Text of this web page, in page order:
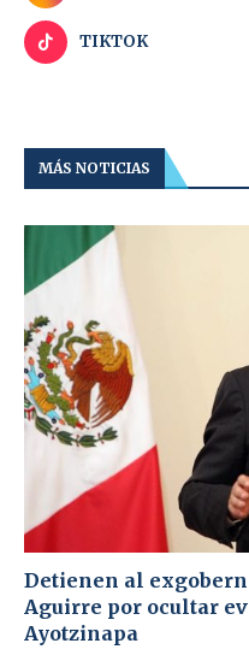
TIKTOK
MÁS NOTICIAS
Detienen al
Aguirre por ocultar
Ayotzinapa